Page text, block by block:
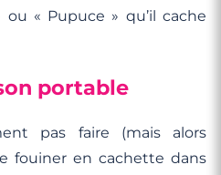
« Pupuce » qu’il cache
portable
pas faire (mais alors
fouiner en cachette dans